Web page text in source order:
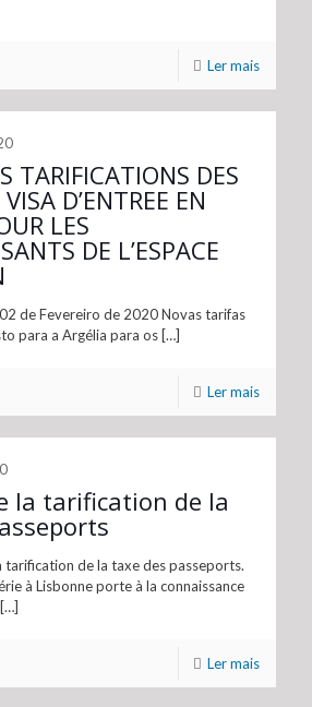
Ler mais
TARIFICATIONS DES
D’ENTREE EN
LES
DE L’ESPACE
de Fevereiro de 2020 Novas tarifas
para a Argélia para os […]
Ler mais
la tarification de la
tarification de la taxe des passeports.
à Lisbonne porte à la connaissance
[…]
Ler mais